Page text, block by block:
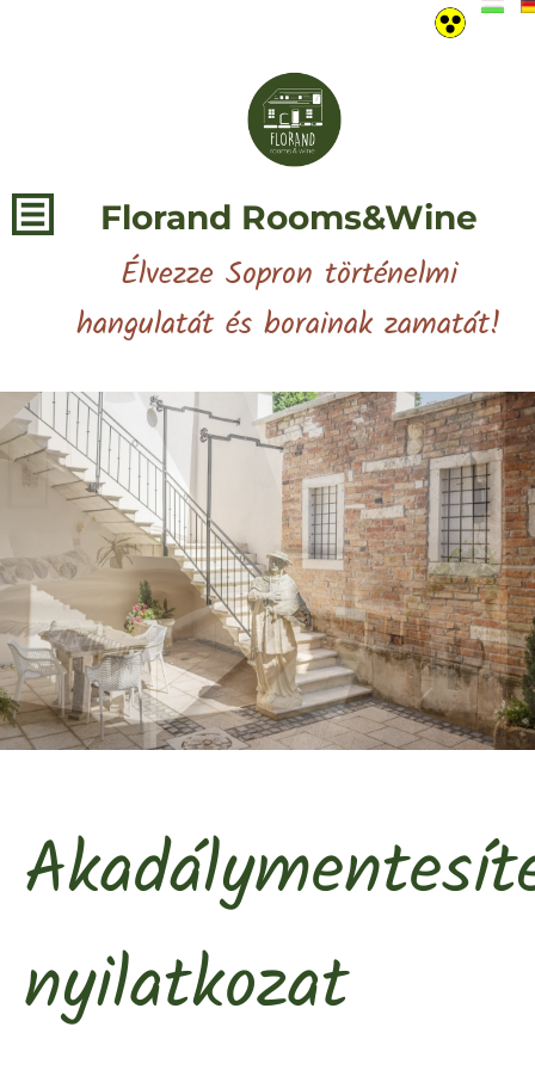
Florand Rooms&Wine
Élvezze Sopron történelmi
hangulatát és borainak zamatát!
nyilatkozat